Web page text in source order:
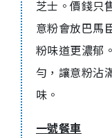
芝士。價錢只
意粉會放巴馬
粉味道更濃郁
勻，讓意粉沾
味。
一號餐車